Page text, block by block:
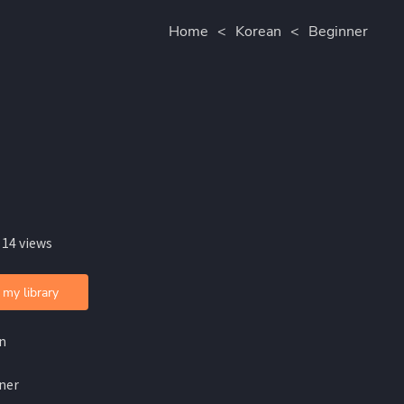
Home < Korean < Beginner
views
library